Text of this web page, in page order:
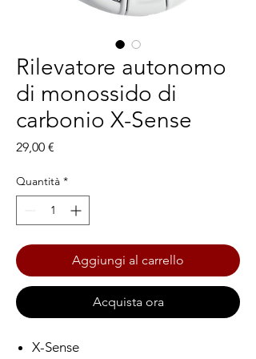
Rilevatore autonomo
di monossido di
carbonio X-Sense
29,00 €
Quantità *
Aggiungi al carrello
Acquista ora
X-Sense